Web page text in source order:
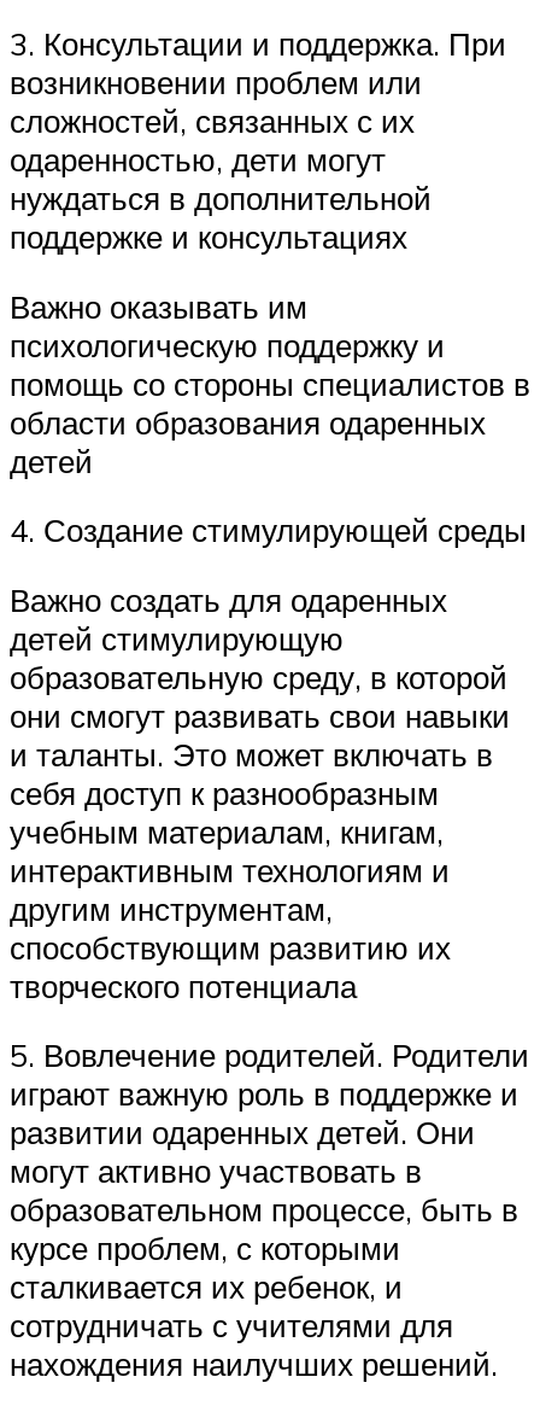
3. Консультации и поддержка. При
возникновении проблем или
сложностей, связанных с их
одаренностью, дети могут
нуждаться в дополнительной
поддержке и консультациях
Важно оказывать им
психологическую поддержку и
помощь со стороны специалистов в
области образования одаренных
детей
4. Создание стимулирующей среды
Важно создать для одаренных
детей стимулирующую
образовательную среду, в которой
они смогут развивать свои навыки
и таланты. Это может включать в
себя доступ к разнообразным
учебным материалам, книгам,
интерактивным технологиям и
другим инструментам,
способствующим развитию их
творческого потенциала
5. Вовлечение родителей. Родители
играют важную роль в поддержке и
развитии одаренных детей. Они
могут активно участвовать в
образовательном процессе, быть в
курсе проблем, с которыми
сталкивается их ребенок, и
сотрудничать с учителями для
нахождения наилучших решений.